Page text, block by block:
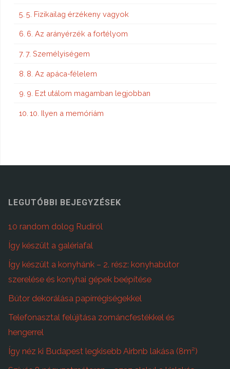
5. Fizikailag érzékeny vagyok
6. Az arányérzék a fortélyom
7. Személyiségem
8. Az apáca-félelem
9. Ezt utálom magamban legjobban
10. Ilyen a memóriám
LEGUTÓBBI BEJEGYZÉSEK
10 random dolog Rudiról
Így készült a galériafal
Így készült a konyhánk – 2. rész: konyhabútor
szerelése és konyhai gépek beépítése
Bútor dekorálása papírrégiségekkel
Telefonasztal felújítása zománcfestékkel és
hengerrel
Így néz ki Budapest legkisebb Airbnb lakása (8m²)